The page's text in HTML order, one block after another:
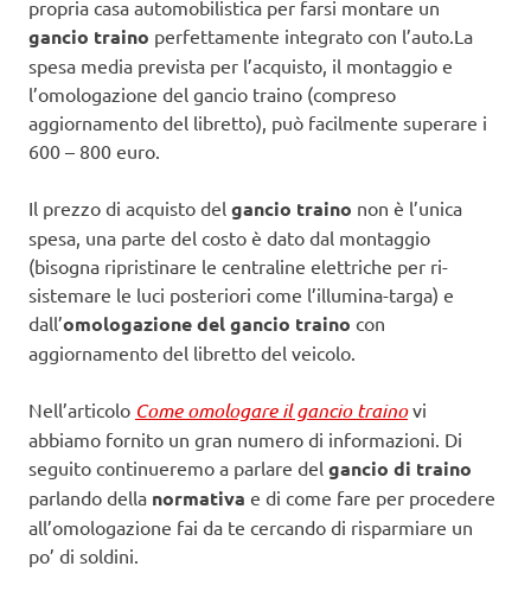
propria casa automobilistica per farsi montare un
gancio traino perfettamente integrato con l’auto.La
spesa media prevista per l’acquisto, il montaggio e
l’omologazione del gancio traino (compreso
aggiornamento del libretto), può facilmente superare i
600 – 800 euro.
Il prezzo di acquisto del gancio traino non è l’unica
spesa, una parte del costo è dato dal montaggio
(bisogna ripristinare le centraline elettriche per ri-
sistemare le luci posteriori come l’illumina-targa) e
dall’omologazione del gancio traino con
aggiornamento del libretto del veicolo.
Nell’articolo Come omologare il gancio traino vi
abbiamo fornito un gran numero di informazioni. Di
seguito continueremo a parlare del gancio di traino
parlando della normativa e di come fare per procedere
all’omologazione fai da te cercando di risparmiare un
po’ di soldini.